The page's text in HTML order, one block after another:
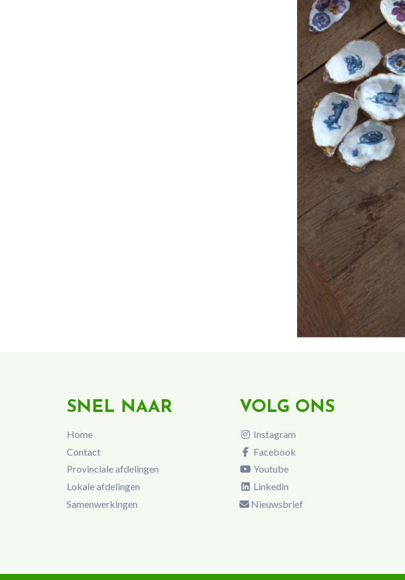
SNEL NAAR
Home
Contact
Provinciale afdelingen
Lokale afdelingen
Samenwerkingen
VOLG ONS
Instagram
Facebook
Youtube
Linkedin
Nieuwsbrief